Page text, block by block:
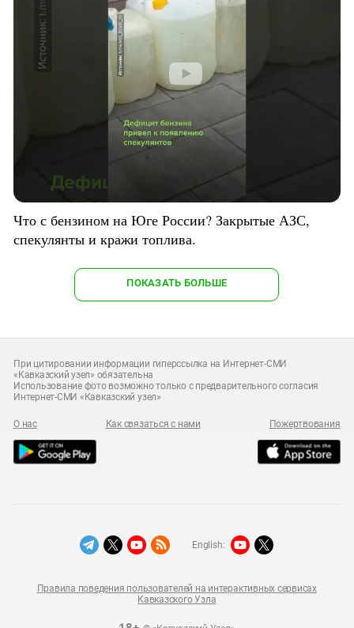
Что с бензином на Юге России? Закрытые АЗС,
спекулянты и кражи топлива.
ПОКАЗАТЬ БОЛЬШЕ
При цитировании информации гиперссылка на Интернет-СМИ
«Кавказский узел» обязательна
Использование фото возможно только с предварительного согласия
Интернет-СМИ «Кавказский узел»
О нас Как связаться с нами Пожертвования
Правила поведения пользователей на интерактивных сервисах
Кавказского Узла
English: